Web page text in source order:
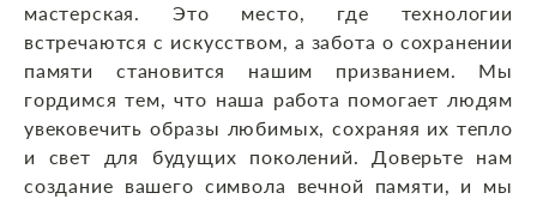
мастерская. Это место, где технологии
встречаются с искусством, а забота о сохранении
памяти становится нашим призванием. Мы
гордимся тем, что наша работа помогает людям
увековечить образы любимых, сохраняя их тепло
и свет для будущих поколений. Доверьте нам
создание вашего символа вечной памяти, и мы